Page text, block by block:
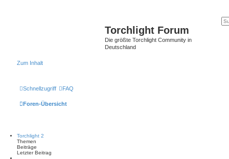
Torchlight Forum
Die größte Torchlight Community in
Deutschland
Zum Inhalt
Schnellzugriff FAQ
Foren-Übersicht
Torchlight 2
Themen
Beiträge
Letzter Beitrag